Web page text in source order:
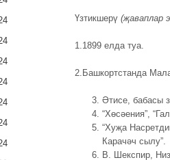
Үзтикшерү (җаваплар
1.1899 елда туа.
2.Башкортстанда
Әтисе, бабасы
“Хөсәения”,
“Хуҗа
Карачәч сылу”.
В. Шекспир,